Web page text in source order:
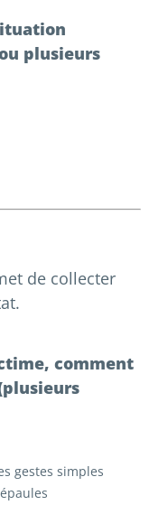
plusieurs
de collecter
comment
gestes simples